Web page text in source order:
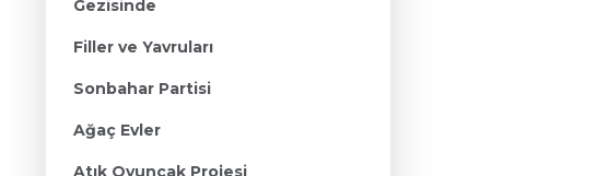
Gezisinde
Filler ve Yavruları
Sonbahar Partisi
Ağaç Evler
Atık Oyuncak Projesi